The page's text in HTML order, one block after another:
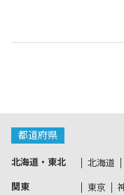
都道府県
北海道・東北 北海道
関東 東京